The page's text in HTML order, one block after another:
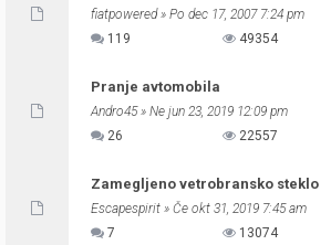
fiatpowered» Po dec 17, 2007 7:24 pm
119
49354
Pranje avtomobila
Andro45» Ne jun 23, 2019 12:09 pm
26
22557
Zamegljeno vetrobransko steklo
Escapespirit » Če okt 31, 2019 7:45 am
7
13074